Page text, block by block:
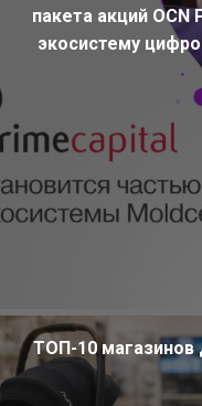
пакета акций OCN
экосистему
ТОП-10 магазинов